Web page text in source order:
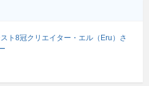
ト8冠クリエイター・エル（Eru）さ